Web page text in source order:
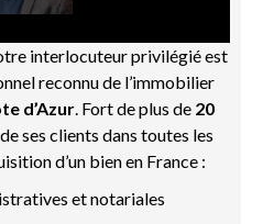
interlocuteur privilégié est
reconnu de l’immobilier
d’Azur. Fort de plus de 20
ses clients dans toutes les
d’un bien en France :
et notariales